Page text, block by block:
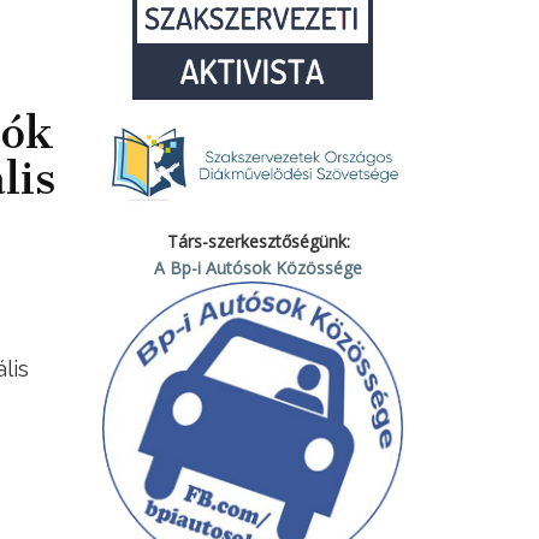
Társ-szerkesztőségünk:
A Bp-i Autósok Közössége